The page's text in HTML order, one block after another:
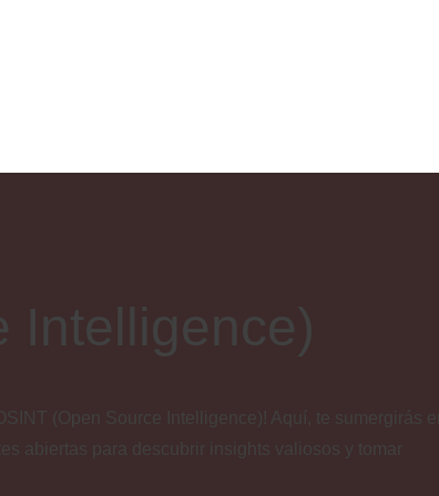
(Open Source Intelligence)! Aquí, te sumergirás en